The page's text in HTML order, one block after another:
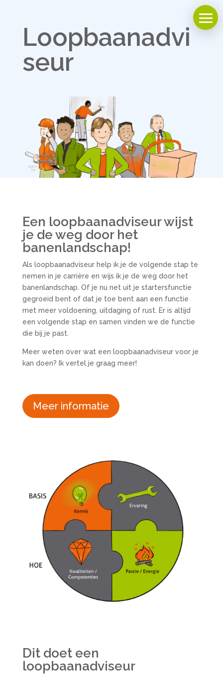
Loopbaanadvi
seur
Een loopbaanadviseur wijst
je de weg door het
banenlandschap!
Als loopbaanadviseur help ik je de volgende stap te
nemen in je carrière en wijs ik je de weg door het
banenlandschap. Of je nu net uit je startersfunctie
gegroeid bent of dat je toe bent aan een functie
met meer voldoening, uitdaging of rust. Er is altijd
een volgende stap en samen vinden we de functie
die bij je past.
Meer weten over wat een loopbaanadviseur voor je
kan doen? Ik vertel je graag meer!
Meer informatie
Dit doet een
loopbaanadviseur